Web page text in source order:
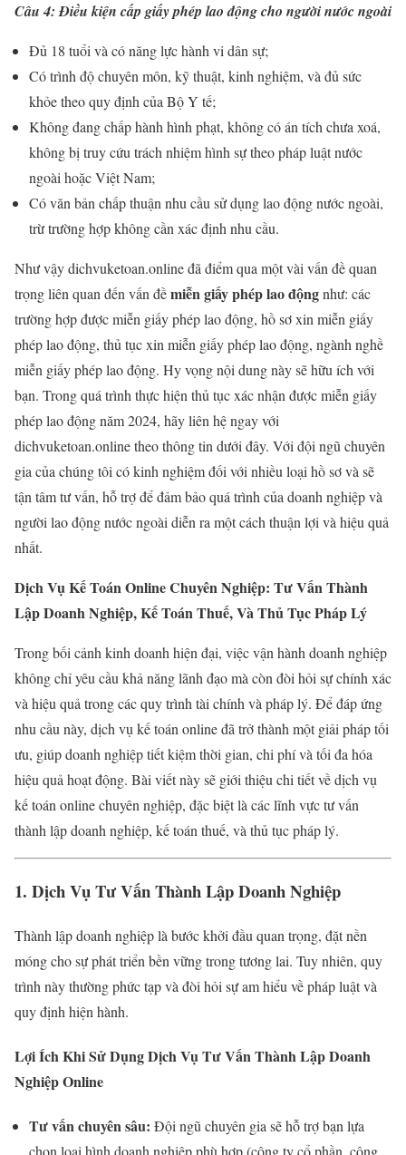
Câu 4: Điều kiện cấp giấy phép lao động cho người nước ngoài
Đủ 18 tuổi và có năng lực hành vi dân sự;
Có trình độ chuyên môn, kỹ thuật, kinh nghiệm, và đủ sức
khỏe theo quy định của Bộ Y tế;
Không đang chấp hành hình phạt, không có án tích chưa xoá,
không bị truy cứu trách nhiệm hình sự theo pháp luật nước
ngoài hoặc Việt Nam;
Có văn bản chấp thuận nhu cầu sử dụng lao động nước ngoài,
trừ trường hợp không cần xác định nhu cầu.
Như vậy dichvuketoan.online đã điểm qua một vài vấn đề quan
trọng liên quan đến vấn đềmiễn giấy phép lao độngnhư: các
trường hợp được miễn giấy phép lao động, hồ sơ xin miễn giấy
phép lao động, thủ tục xin miễn giấy phép lao động, ngành nghề
miễn giấy phép lao động. Hy vọng nội dung này sẽ hữu ích với
bạn. Trong quá trình thực hiện thủ tục xác nhận được miễn giấy
phép lao động năm 2024, hãy liên hệ ngay với
dichvuketoan.online theo thông tin dưới đây. Với đội ngũ chuyên
gia của chúng tôi có kinh nghiệm đối với nhiều loại hồ sơ và sẽ
tận tâm tư vấn, hỗ trợ để đảm bảo quá trình của doanh nghiệp và
người lao động nước ngoài diễn ra một cách thuận lợi và hiệu quả
nhất.
Dịch Vụ Kế Toán Online Chuyên Nghiệp: Tư Vấn Thành
Lập Doanh Nghiệp, Kế Toán Thuế, Và Thủ Tục Pháp Lý
Trong bối cảnh kinh doanh hiện đại, việc vận hành doanh nghiệp
không chỉ yêu cầu khả năng lãnh đạo mà còn đòi hỏi sự chính xác
và hiệu quả trong các quy trình tài chính và pháp lý. Để đáp ứng
nhu cầu này, dịch vụ kế toán online đã trở thành một giải pháp tối
ưu, giúp doanh nghiệp tiết kiệm thời gian, chi phí và tối đa hóa
hiệu quả hoạt động. Bài viết này sẽ giới thiệu chi tiết về dịch vụ
kế toán online chuyên nghiệp, đặc biệt là các lĩnh vực tư vấn
thành lập doanh nghiệp, kế toán thuế, và thủ tục pháp lý.
1. Dịch Vụ Tư Vấn Thành Lập Doanh Nghiệp
Thành lập doanh nghiệp là bước khởi đầu quan trọng, đặt nền
móng cho sự phát triển bền vững trong tương lai. Tuy nhiên, quy
trình này thường phức tạp và đòi hỏi sự am hiểu về pháp luật và
quy định hiện hành.
Lợi Ích Khi Sử Dụng Dịch Vụ Tư Vấn Thành Lập Doanh
Nghiệp Online
Tư vấn chuyên sâu: Đội ngũ chuyên gia sẽ hỗ trợ bạn lựa
chọn loại hình doanh nghiệp phù hợp (công ty cổ phần, công